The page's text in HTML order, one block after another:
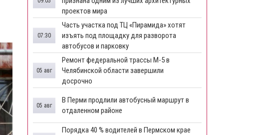
проектов мира
Часть участка под ТЦ «Пирамида» хотят
изъять под площадку для разворота
автобусов и парковку
07:30
Ремонт федеральной трассы М-5 в
Челябинской области завершили
досрочно
05 авг
​В Перми продлили автобусный маршрут в
отдаленном районе
05 авг
​Порядка 40 % водителей в Пермском крае